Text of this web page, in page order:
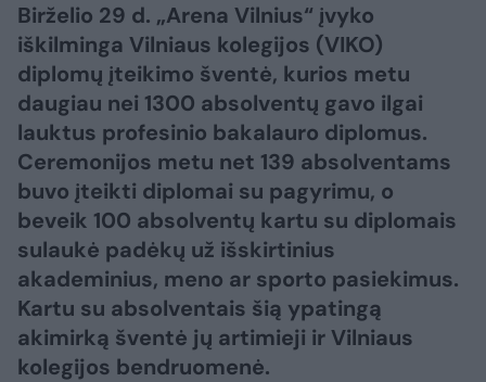
Birželio 29 d. „Arena Vilnius“ įvyko
iškilminga Vilniaus kolegijos (VIKO)
diplomų įteikimo šventė, kurios metu
daugiau nei 1300 absolventų gavo ilgai
lauktus profesinio bakalauro diplomus.
Ceremonijos metu net 139 absolventams
buvo įteikti diplomai su pagyrimu, o
beveik 100 absolventų kartu su diplomais
sulaukė padėkų už išskirtinius
akademinius, meno ar sporto pasiekimus.
Kartu su absolventais šią ypatingą
akimirką šventė jų artimieji ir Vilniaus
kolegijos bendruomenė.